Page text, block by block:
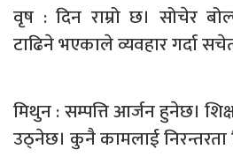
वृष : दिन राम्रो छ। सोचेर
टाढिने भएकाले व्यवहार गर्दा
मिथुन : सम्पत्ति आर्जन हुनेछ।
उठ्नेछ। कुनै कामलाई